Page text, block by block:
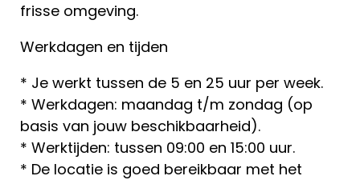
frisse omgeving.
Werkdagen en tijden
* Je werkt tussen de 5 en 25 uur per week.
* Werkdagen: maandag t/m zondag (op
basis van jouw beschikbaarheid).
* Werktijden: tussen 09:00 en 15:00 uur.
* De locatie is goed bereikbaar met het